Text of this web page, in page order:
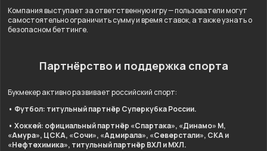
Компания выступает за ответственную игру — пользователи могут
самостоятельно ограничить сумму и время ставок, а также узнать о
безопасном беттинге.
Партнёрство и поддержка спорта
Букмекер активно развивает российский спорт:
• Футбол: титульный партнёр Суперкубка России.
• Хоккей: официальный партнёр «Спартака», «Динамо» М,
«Амура», ЦСКА, «Сочи», «Адмирала», «Северстали», СКА и
«Нефтехимика», титульный партнёр ВХЛ и МХЛ.